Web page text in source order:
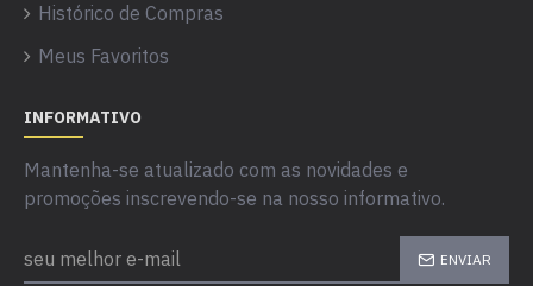
Histórico de Compras
Meus Favoritos
INFORMATIVO
Mantenha-se atualizado com as novidades e
promoções inscrevendo-se na nosso informativo.
ENVIAR